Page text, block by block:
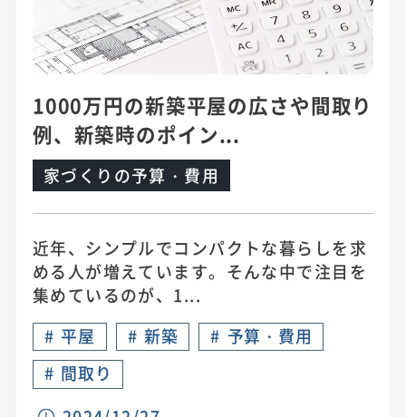
1000万円の新築平屋の広さや間取り
例、新築時のポイン...
家づくりの予算・費用
近年、シンプルでコンパクトな暮らしを求
める人が増えています。そんな中で注目を
集めているのが、1...
# 平屋 # 新築 # 予算・費用
# 間取り